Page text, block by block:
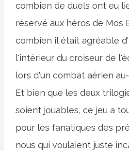
combien de duels ont eu
réservé aux héros de Mos
combien il était agréable
l'intérieur du croiseur de
lors d'un combat aérien
Et bien que les deux
soient jouables, ce jeu a
pour les fanatiques des
nous qui voulaient juste